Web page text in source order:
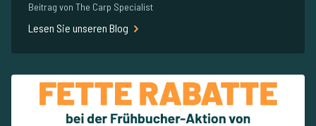
Beitrag von The Carp Specialist
Lesen Sie unseren Blog